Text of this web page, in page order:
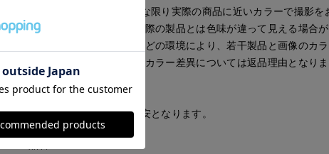
■カラーについては、可能な限り実際の商品に近いカラーで撮影を
すが、照明の関係により実際の製品とは色味が違って見える場合
ソコン・スマートフォンなどの環境により、若干製品と画像のカ
ございます。現物と画像のカラー差異については返品理由となり
了承ください。
■サイズ表記はあくまで目安となります。